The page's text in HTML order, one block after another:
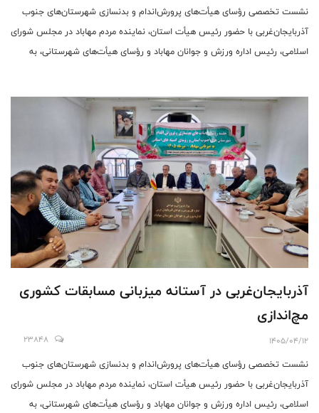
نشست تخصصی رؤسای هیأت‌های پرورش‌اندام و بدنسازی شهرستان‌های جنوب
آذربایجان‌غربی با حضور رئیس هیأت استان، نماینده مردم مهاباد در مجلس شورای
اسلامی، رئیس اداره ورزش و جوانان مهاباد و رؤسای هیأت‌های شهرستانی، به
آذربایجان‌غربی در آستانه میزبانی مسابقات کشوری
مچ‌اندازی
1405/04/12
23848
نشست تخصصی رؤسای هیأت‌های پرورش‌اندام و بدنسازی شهرستان‌های جنوب
آذربایجان‌غربی با حضور رئیس هیأت استان، نماینده مردم مهاباد در مجلس شورای
اسلامی، رئیس اداره ورزش و جوانان مهاباد و رؤسای هیأت‌های شهرستانی، به